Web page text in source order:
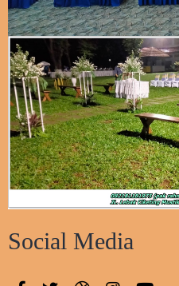
Social Media